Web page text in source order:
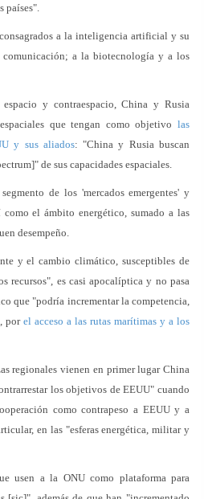
países".
a la inteligencia artificial y su
a la biotecnología y a los
y contraespacio, China y Rusia
que tengan como objetivo las
y sus aliados: "China y Rusia buscan
de sus capacidades espaciales.
de los 'mercados emergentes' y
el ámbito energético, sumado a las
desempeño.
y el cambio climático, susceptibles de
recursos", es casi apocalíptica y no pasa
que "podría incrementar la competencia,
por el acceso a las rutas marítimas y a los
regionales vienen en primer lugar China
los objetivos de EEUU" cuando
como contrapeso a EEUU y a
en las "esferas energética, militar y
usen a la ONU como plataforma para